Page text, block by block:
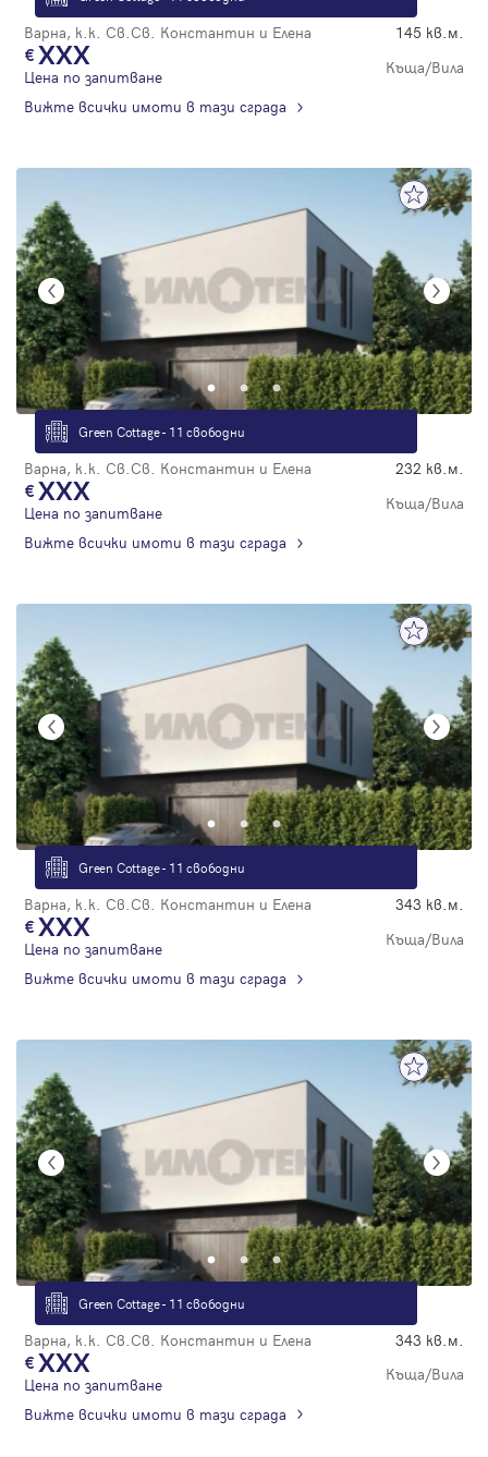
Варна, к.к. Св.Св. Константин и Елена 145 кв.м.
XXX
Цена по запитване
Къща/Вила
Вижте всички имоти в тази сграда
Green Cottage - 11 свободни
Варна, к.к. Св.Св. Константин и Елена 232 кв.м.
XXX
Цена по запитване
Къща/Вила
Вижте всички имоти в тази сграда
Green Cottage - 11 свободни
Варна, к.к. Св.Св. Константин и Елена 343 кв.м.
XXX
Цена по запитване
Къща/Вила
Вижте всички имоти в тази сграда
Green Cottage - 11 свободни
Варна, к.к. Св.Св. Константин и Елена 343 кв.м.
XXX
Цена по запитване
Къща/Вила
Вижте всички имоти в тази сграда